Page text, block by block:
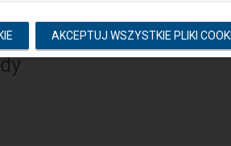
AKCEPTUJ WSZYSTKIE PLIKI